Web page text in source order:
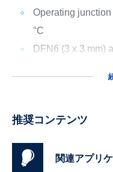
Operating junction
°C
DFN6 (3 x 3 mm)
推奨コンテンツ
関連アプリ